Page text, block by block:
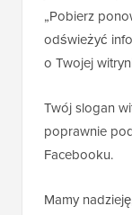
„Pobierz
odświeżyć
o Twojej
Twój slogan
poprawnie
Facebooku.
Mamy